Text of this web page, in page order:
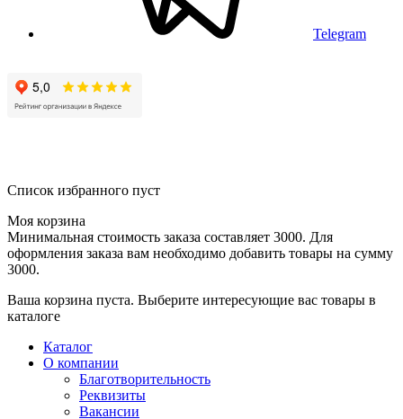
Telegram
Список избранного пуст
Моя корзина
Минимальная стоимость заказа составляет 3000. Для
оформления заказа вам необходимо добавить товары на сумму
3000.
Ваша корзина пуста. Выберите интересующие вас товары в
каталоге
Каталог
О компании
Благотворительность
Реквизиты
Вакансии